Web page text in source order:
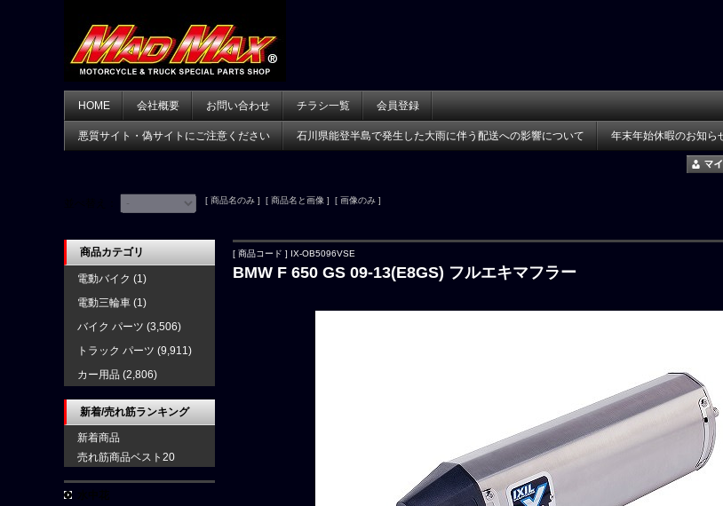
HOME 会社概要 お問い合わせ チラシ一覧 会員登録
悪質サイト・偽サイトにご注意ください 石川県能登半島で発生した大雨に伴う配送への影響について 年末年始休暇のお知ら
[ 商品名のみ ] [ 商品名と画像 ] [ 画像のみ ]
[ 商品コード ] IX-OB5096VSE
BMW F 650 GS 09-13(E8GS) フルエキマフラー
商品カテゴリ
電動バイク (1)
電動三輪車 (1)
バイク パーツ (3,506)
トラック パーツ (9,911)
カー用品 (2,806)
新着/売れ筋ランキング
新着商品
売れ筋商品ベスト20